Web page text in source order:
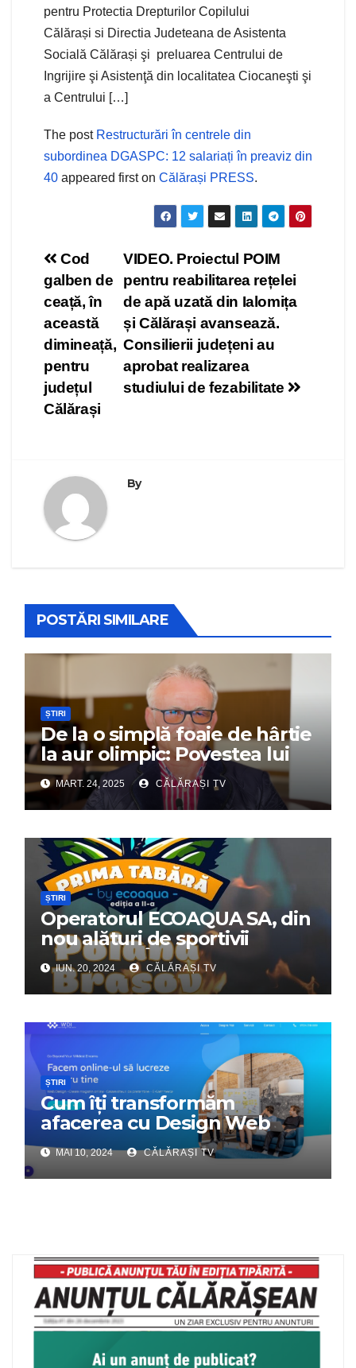
pentru Protectia Drepturilor Copilului
Călărași si Directia Judeteana de Asistenta
Socială Călărași şi preluarea Centrului de
Ingrijire şi Asistenţă din localitatea Ciocaneşti şi
a Centrului […]
The post Restructurări în centrele din
subordinea DGASPC: 12 salariați în preaviz din
40 appeared first on Călărași PRESS.
Navigare
în
articole
VIDEO. Proiectul POIM
pentru reabilitarea rețelei
de apă uzată din Ialomița
și Călărași avansează.
Consilierii județeni au
aprobat realizarea
studiului de fezabilitate
Cod
galben de
ceață, în
această
dimineață,
pentru
județul
Călărași
By
POSTĂRI SIMILARE
ȘTIRI
De la o simplă foaie de hârtie
la aur olimpic: Povestea lui
Dumitru Chirilă
MART. 24, 2025 CĂLĂRAȘI TV
ȘTIRI
Operatorul ECOAQUA SA, din
nou alături de sportivii
călărășeni. Începe „Prima
Tabără”!
IUN. 20, 2024 CĂLĂRAȘI TV
ȘTIRI
Cum îți transformăm
afacerea cu Design Web
Interactiv – Partenerul tău
digital de încredere
MAI 10, 2024 CĂLĂRAȘI TV